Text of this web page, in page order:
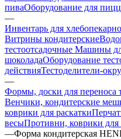
пиваОборудование для
—
Инвентарь для
Витрины кондитерские
тестоотсадочные Машины
шоколадаОборудование
действияТестоделители-
—
Формы, доски для переноса
Венчики, кондитерские
коврики для раскатки
весыПротивни, коврики
—Форма кондитерская